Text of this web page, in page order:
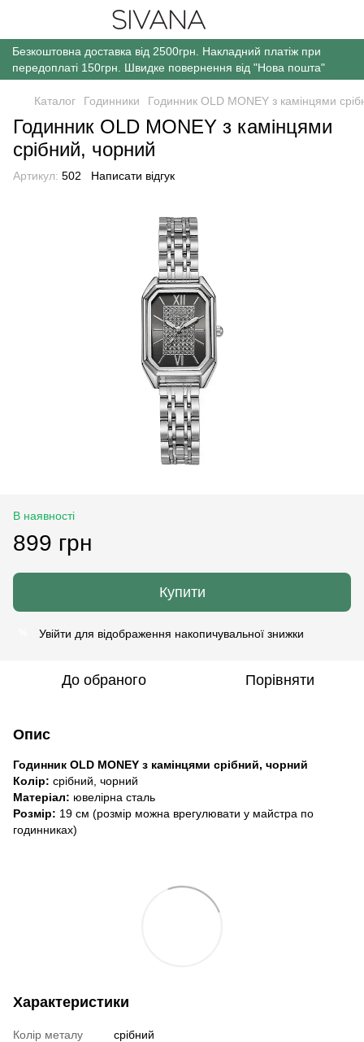
Безкоштовна доставка від 2500грн. Накладний платіж при
передоплаті 150грн. Швидке повернення від "Нова пошта"
Каталог Годинники Годинник OLD MONEY з камінцями
Годинник OLD MONEY з камінцями
срібний, чорний
Артикул: 502 Написати відгук
В наявності
899 грн
Купити
Увійти для відображення накопичувальної знижки
До обраного Порівняти
Опис
Годинник OLD MONEY з камінцями срібний, чорний
Колір: срібний, чорний
Матеріал: ювелірна сталь
Розмір: 19 см (розмір можна врегулювати у майстра по
годинниках)
Характеристики
Колір металу
срібний